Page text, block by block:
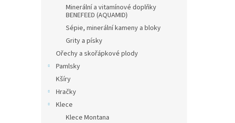
Minerální a vitamínové doplňky
BENEFEED (AQUAMID)
Sépie, minerální kameny a bloky
Grity a písky
Ořechy a skořápkové plody
Pamlsky
Kšíry
Hračky
Klece
Klece Montana